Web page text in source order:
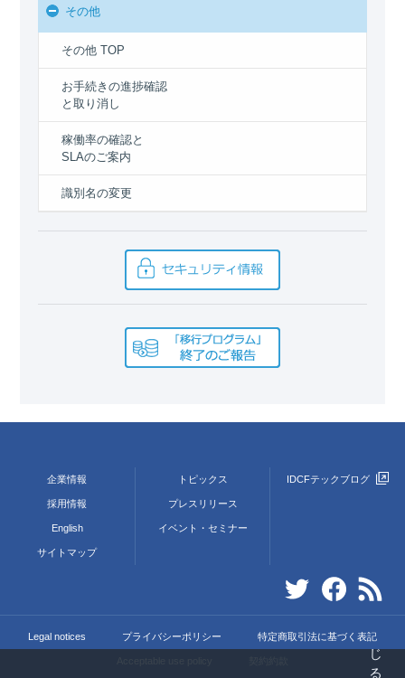
その他
その他 TOP
お手続きの進捗確認
と取り消し
稼働率の確認と
SLAのご案内
識別名の変更
企業情報
採用情報
English
サイトマップ
トピックス
プレスリリース
イベント・セミナー
IDCFテックブログ
Legal notices プライバシーポリシー 特定商取引法に基づく表記